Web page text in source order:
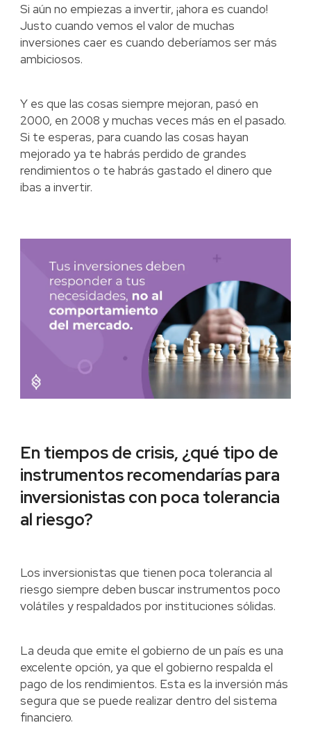
Si aún no empiezas a invertir, ¡ahora es cuando!
Justo cuando vemos el valor de muchas
inversiones caer es cuando deberíamos ser más
ambiciosos.
Y es que las cosas siempre mejoran, pasó en
2000, en 2008 y muchas veces más en el pasado.
Si te esperas, para cuando las cosas hayan
mejorado ya te habrás perdido de grandes
rendimientos o te habrás gastado el dinero que
ibas a invertir.
En tiempos de crisis, ¿qué tipo de
instrumentos recomendarías para
inversionistas con poca tolerancia
al riesgo?
Los inversionistas que tienen poca tolerancia al
riesgo siempre deben buscar instrumentos poco
volátiles y respaldados por instituciones sólidas.
La deuda que emite el gobierno de un país es una
excelente opción, ya que el gobierno respalda el
pago de los rendimientos. Esta es la inversión más
segura que se puede realizar dentro del sistema
financiero.